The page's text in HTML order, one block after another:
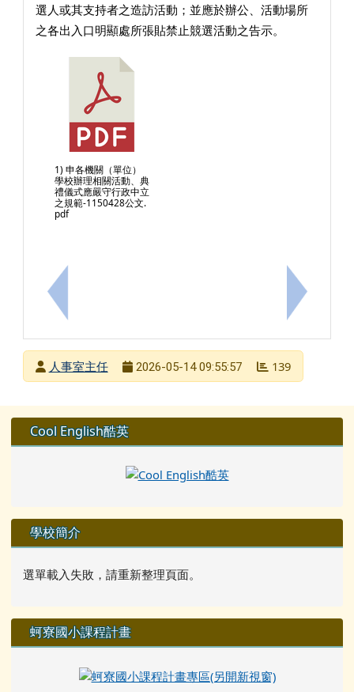
上一筆：有關「115(116)年後備軍人及補充兵緩召、逐
選人或其支持者之造訪活動；並應於辦公、活動場所
之各出入口明顯處所張貼禁止競選活動之告示。
1) 申各機關（單位）
學校辦理相關活動、典
禮儀式應嚴守行政中立
之規範-1150428公文.
pdf
下一筆：
發布者人事室主任
2026-05-14 09:55:57 139
左邊區域內容
Cool English酷英
學校簡介
選單載入失敗，請重新整理頁面。
蚵寮國小課程計畫